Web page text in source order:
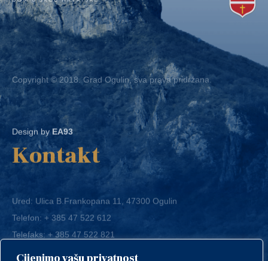
Copyright © 2018. Grad Ogulin, sva prava pridržana.
Design byEA93
Kontakt
Ured: Ulica B.Frankopana 11, 47300 Ogulin
Telefon:+ 385 47 522 612
Telefaks:+ 385 47 522 821
E-mail:grad-ogulin@ogulin.hr